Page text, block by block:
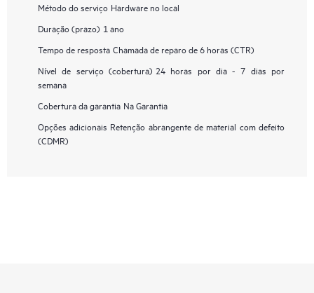
Método do serviço Hardware no local
Duração (prazo) 1 ano
Tempo de resposta Chamada de reparo de 6 horas (CTR)
Nível de serviço (cobertura) 24 horas por dia - 7 dias por
semana
Cobertura da garantia Na Garantia
Opções adicionais Retenção abrangente de material com defeito
(CDMR)